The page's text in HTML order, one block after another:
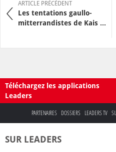
ARTICLE PRÉCÉDENT
Les tentations gaullo-
mitterrandistes de Kais ...
Téléchargez les applications
Leaders
PARTENAIRES DOSSIERS LEADERS TV
SUR LEADERS